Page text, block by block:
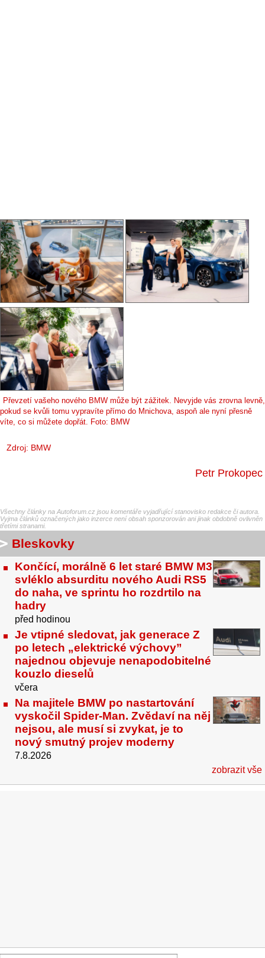
Převzetí vašeho nového BMW může být zážitek. Nevyjde vás zrovna levně,
pokud se kvůli tomu vypravíte přímo do Mnichova, aspoň ale nyní přesně
víte, co si můžete dopřát. Foto: BMW
Zdroj: BMW
Petr Prokopec
Všechny články na Autoforum.cz jsou komentáře vyjadřující stanovisko redakce či autora.
Vyjma článků označených jako inzerce není obsah sponzorován ani jinak obdobně ovlivněn
třetími stranami.
Bleskovky
Končící, morálně 6 let staré BMW M3
svléklo absurditu nového Audi RS5
do naha, ve sprintu ho rozdrtilo na
hadry
před hodinou
Je vtipné sledovat, jak generace Z
po letech „elektrické výchovy”
najednou objevuje nenapodobitelné
kouzlo dieselů
včera
Na majitele BMW po nastartování
vyskočil Spider-Man. Zvědaví na něj
nejsou, ale musí si zvykat, je to
nový smutný projev moderny
7.8.2026
zobrazit vše